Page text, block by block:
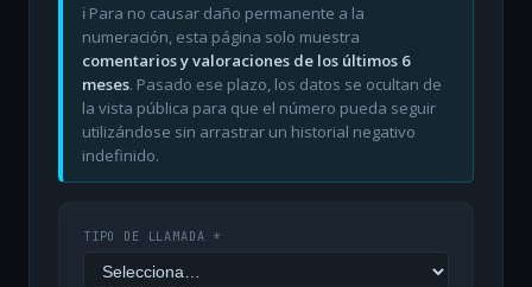
ℹ️ Para no causar daño permanente a la
numeración, esta página solo muestra
comentarios y valoraciones de los últimos 6
meses. Pasado ese plazo, los datos se ocultan de
la vista pública para que el número pueda seguir
utilizándose sin arrastrar un historial negativo
indefinido.
TIPO DE LLAMADA *